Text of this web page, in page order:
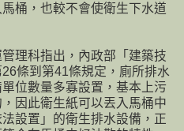
桶，也較不會使衛生下水道
理科指出，內政部「建築技
條到第41條規定，廁所排水
位數量多寡設置，基本上污
因此衛生紙可以丟入馬桶中
設置」的衛生排水設備，正